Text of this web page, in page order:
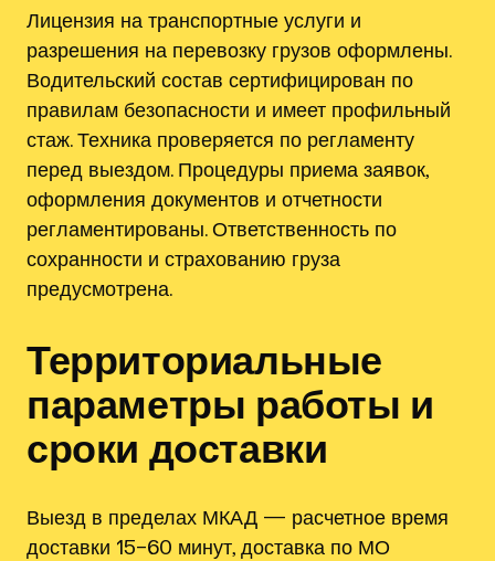
Лицензия на транспортные услуги и
разрешения на перевозку грузов оформлены.
Водительский состав сертифицирован по
правилам безопасности и имеет профильный
стаж. Техника проверяется по регламенту
перед выездом. Процедуры приема заявок,
оформления документов и отчетности
регламентированы. Ответственность по
сохранности и страхованию груза
предусмотрена.
Территориальные
параметры работы и
сроки доставки
Выезд в пределах МКАД — расчетное время
доставки 15–60 минут, доставка по МО